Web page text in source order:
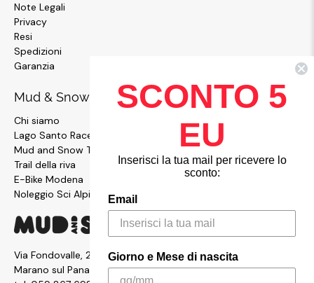
Note Legali
Privacy
Resi
Spedizioni
Garanzia
Mud & Snow
Chi siamo
Lago Santo Race
Mud and Snow Team
Trail della riva
E-Bike Modena
Noleggio Sci Alpinismo
Via Fondovalle, 2876, 41054
Marano sul Panaro MO
SCONTO 5
EU
Inserisci la tua mail per ricevere lo
sconto:
Email
Giorno e Mese di nascita